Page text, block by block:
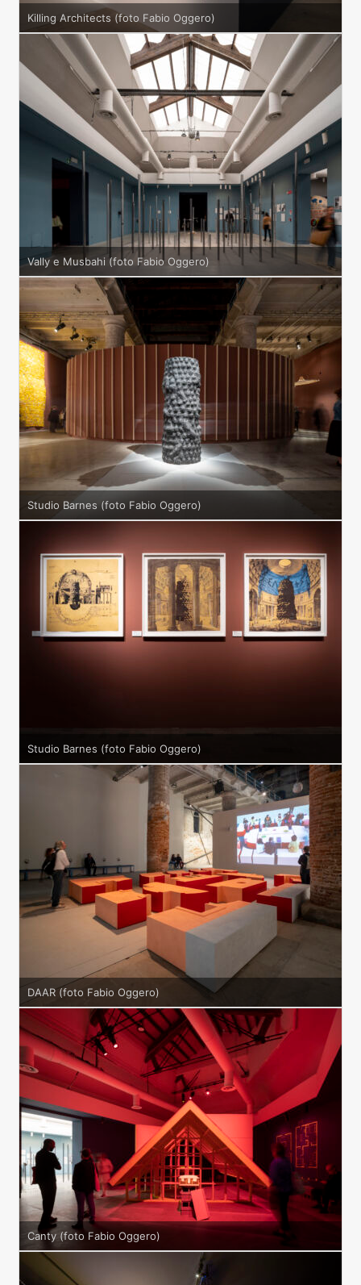
Killing Architects (foto Fabio Oggero)
Vally e Musbahi (foto Fabio Oggero)
Studio Barnes (foto Fabio Oggero)
Studio Barnes (foto Fabio Oggero)
DAAR (foto Fabio Oggero)
Canty (foto Fabio Oggero)